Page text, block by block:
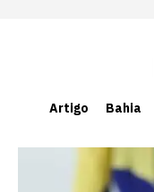
Artigo Bahia